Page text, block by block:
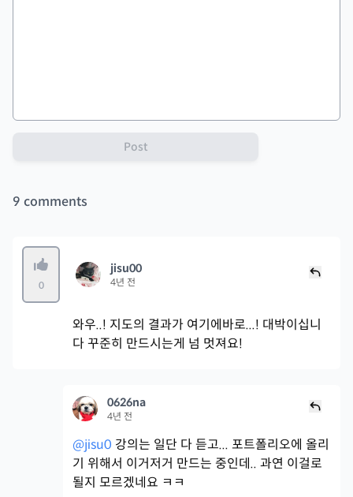
Post
9 comments
0
jisu00
4년 전
와우..! 지도의 결과가 여기에바로...! 대박이십니
다 꾸준히 만드시는게 넘 멋져요!
0626na
4년 전
@jisu0 강의는 일단 다 듣고... 포트폴리오에 올리
기 위해서 이거저거 만드는 중인데.. 과연 이걸로
될지 모르겠네요 ㅋㅋ